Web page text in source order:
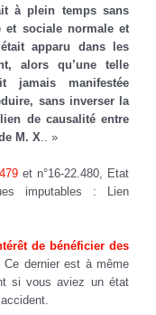
à plein temps sans
et sociale normale et
apparu dans les
alors qu’une telle
jamais manifestée
sans inverser la
de causalité entre
M. X .. »
et n°16-22.480, Etat
imputables : Lien
de bénéficier des
Ce dernier est à même
si vous aviez un état